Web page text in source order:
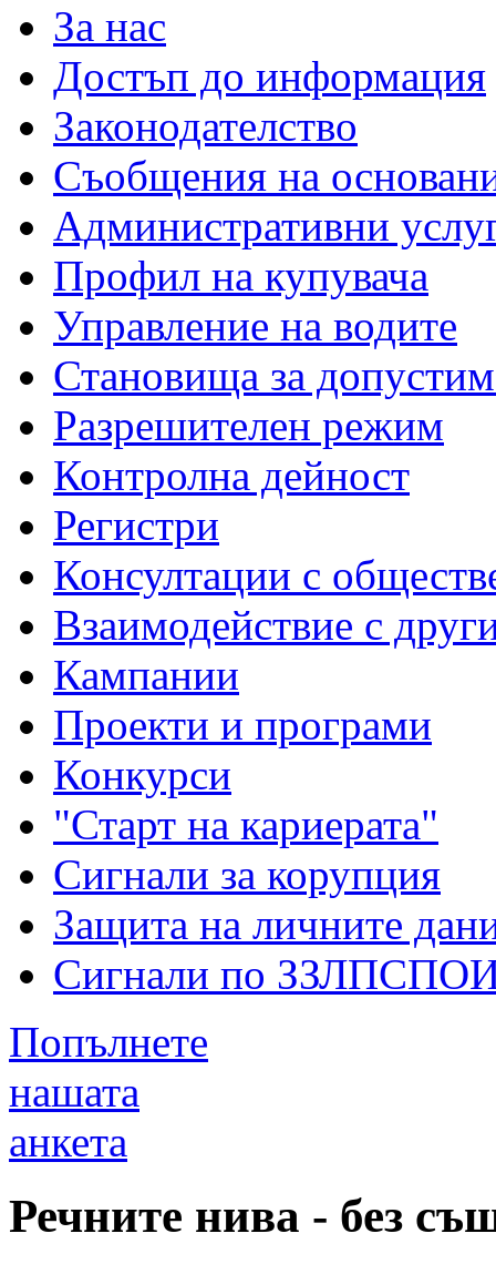
За нас
Достъп до информация
Законодателство
Съобщения на
Административни
Профил на купувача
Управление на водите
Становища за
Разрешителен режим
Контролна дейност
Регистри
Консултации с
Взаимодействие с
Кампании
Проекти и програми
Конкурси
"Старт на кариерата"
Сигнали за корупция
Защита на личните
Сигнали по
Попълнете
нашата
анкета
Речните нива - без